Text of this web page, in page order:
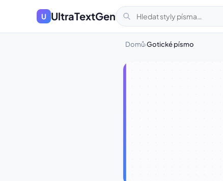
U UltraTextGen
Domů›Gotické písmo